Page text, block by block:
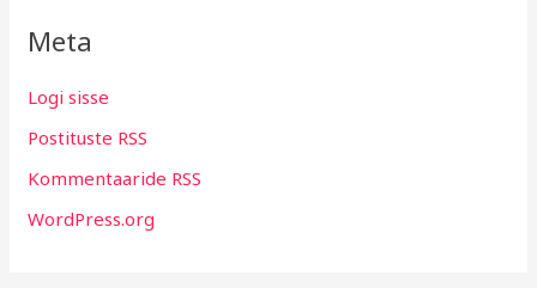
Meta
Logi sisse
Postituste RSS
Kommentaaride RSS
WordPress.org